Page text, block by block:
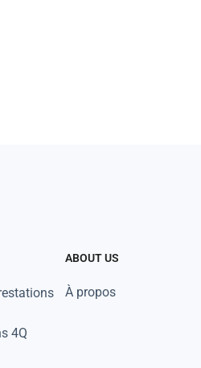
4Q
ABOUT US
À propos